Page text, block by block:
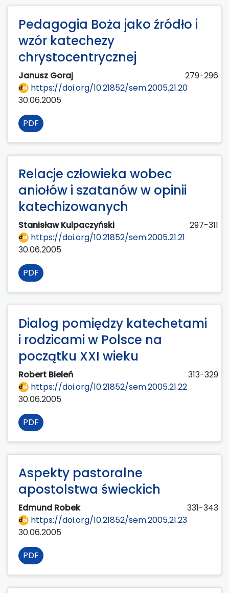
Pedagogia Boża jako źródło i
wzór katechezy
chrystocentrycznej
Janusz Goraj
279-296
https://doi.org/10.21852/sem.2005.21.20
30.06.2005
PDF
Relacje człowieka wobec
aniołów i szatanów w opinii
katechizowanych
Stanisław Kulpaczyński
297-311
https://doi.org/10.21852/sem.2005.21.21
30.06.2005
PDF
Dialog pomiędzy katechetami
i rodzicami w Polsce na
początku XXI wieku
Robert Bieleń
313-329
https://doi.org/10.21852/sem.2005.21.22
30.06.2005
PDF
Aspekty pastoralne
apostolstwa świeckich
Edmund Robek
331-343
https://doi.org/10.21852/sem.2005.21.23
30.06.2005
PDF